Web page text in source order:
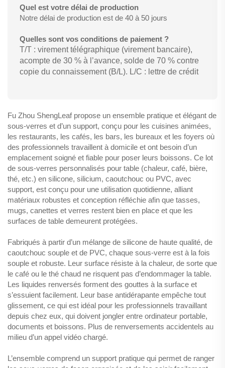
Quel est votre délai de production
Notre délai de production est de 40 à 50 jours
Quelles sont vos conditions de paiement ?
T/T : virement télégraphique (virement bancaire),
acompte de 30 % à l’avance, solde de 70 % contre
copie du connaissement (B/L). L/C : lettre de crédit
Fu Zhou ShengLeaf propose un ensemble pratique et élégant de
sous-verres et d’un support, conçu pour les cuisines animées,
les restaurants, les cafés, les bars, les bureaux et les foyers où
des professionnels travaillent à domicile et ont besoin d’un
emplacement soigné et fiable pour poser leurs boissons. Ce lot
de sous-verres personnalisés pour table (chaleur, café, bière,
thé, etc.) en silicone, silicium, caoutchouc ou PVC, avec
support, est conçu pour une utilisation quotidienne, alliant
matériaux robustes et conception réfléchie afin que tasses,
mugs, canettes et verres restent bien en place et que les
surfaces de table demeurent protégées.
Fabriqués à partir d’un mélange de silicone de haute qualité, de
caoutchouc souple et de PVC, chaque sous-verre est à la fois
souple et robuste. Leur surface résiste à la chaleur, de sorte que
le café ou le thé chaud ne risquent pas d’endommager la table.
Les liquides renversés forment des gouttes à la surface et
s’essuient facilement. Leur base antidérapante empêche tout
glissement, ce qui est idéal pour les professionnels travaillant
depuis chez eux, qui doivent jongler entre ordinateur portable,
documents et boissons. Plus de renversements accidentels au
milieu d’un appel vidéo chargé.
L’ensemble comprend un support pratique qui permet de ranger